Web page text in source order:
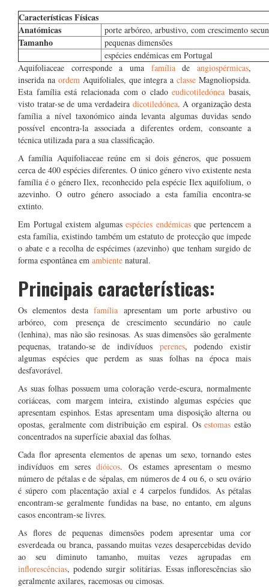
Características Físicas
Anatómicas
porte arbóreo, arbustivo, com crescimento
Tamanho
pequenas dimensões
espécies endémicas em Portugal
Aquifoliaceae corresponde a uma famíliadeangiospérmicas,
inserida na ordem Aquifoliales, que integra aclasse Magnoliopsida.
Esta família está relacionada com o cladoeudicotiledónea basais,
visto tratar-se de uma verdadeira dicotiledónea. A organização desta
família a nível taxonómico ainda levanta algumas duvidas sendo
possível encontra-la associada a diferentes ordem, consoante a
técnica utilizada para a sua classificação.
A família Aquifoliaceae reúne em si dois géneros, que possuem
cerca de 400 espécies diferentes. O único género vivo existente nesta
família é o género Ilex, reconhecido pela espécie Ilex aquifolium, o
azevinho. O outro género associado a esta família encontra-se
extinto.
Em Portugal existem algumas espécies endémicas que pertencem a
esta família, existindo também um estatuto de protecção que impede
o abate e a recolha de espécimes (azevinho) que tenham surgido de
forma espontânea em ambiente natural.
Principais características:
Os elementos destafamília apresentam um porte arbustivo ou
arbóreo, com presença de crescimento secundário no caule
(lenhina), mas não são resinosas. As suas dimensões são geralmente
pequenas, tratando-se de indivíduos perenes, podendo existir
algumas espécies que perdem as suas folhas na época mais
desfavorável.
As suas folhas possuem uma coloração verde-escura, normalmente
coriáceas, com margem inteira, existindo algumas espécies que
apresentam espinhos. Estas apresentam uma disposição alterna ou
opostas, geralmente com distribuição em espiral. Osestomas estão
concentrados na superfície abaxial das folhas.
Cada flor apresenta elementos de apenas um sexo, tornando estes
indivíduos em seresdióicos. Os estames apresentam o mesmo
número de pétalas e de sépalas, em números de 4 ou 6, o seu ovário
é súpero com placentação axial e 4 carpelos fundidos. As pétalas
encontram-se geralmente fundidas na base, no entanto, em alguns
casos encontram-se livres.
As flores de pequenas dimensões podem apresentar uma cor
esverdeada ou branca, passando muitas vezes desapercebidas devido
ao seu diminuto tamanho, muitas vezes agrupadas em
inflorescências, podendo surgir solitárias. Essas inflorescências são
geralmente axilares, racemosas ou cimosas.